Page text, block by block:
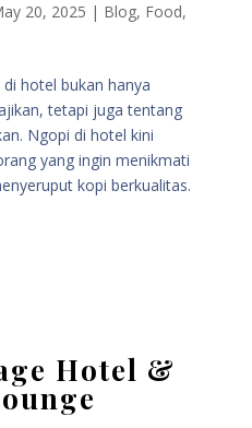
20, 2025 | Blog, Food,
hotel bukan hanya
tetapi juga tentang
Ngopi di hotel kini
yang ingin menikmati
kopi berkualitas.
Hotel &